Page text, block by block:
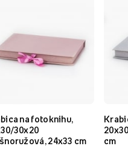
na fotoknihu,
30x20
24x33 cm
cm